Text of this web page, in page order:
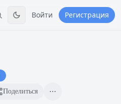
Войти Регистрация
Поделиться